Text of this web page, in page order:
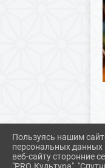
Пользуясь нашим
персональных данных
веб-сайту сторонние